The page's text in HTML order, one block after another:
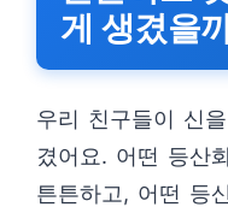
게 생겼을
우리 친구들이 신
겼어요. 어떤 등산
튼튼하고, 어떤 등